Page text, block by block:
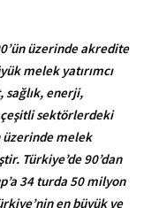
üzerinde akredite
melek yatırımcı
sağlık, enerji,
sektörlerdeki
üzerinde melek
Türkiye’de 90’dan
34 turda 50 milyon
en büyük ve